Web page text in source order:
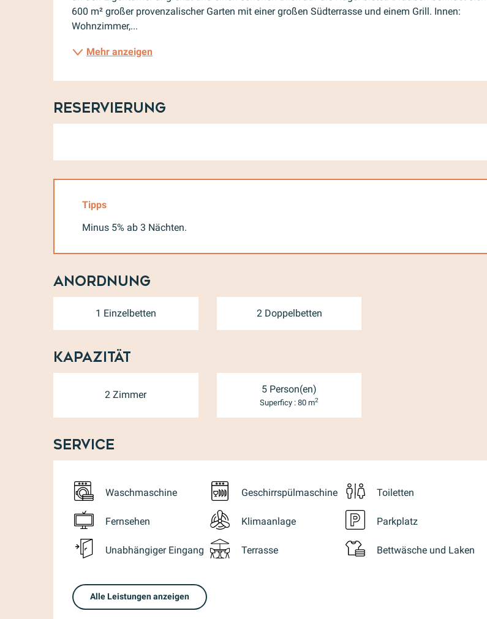
600 m² großer provenzalischer Garten mit einer großen Südterrasse und einem Grill. Innen:
Wohnzimmer,...
Mehr anzeigen
Reservierung
Tipps
Minus 5% ab 3 Nächten.
Anordnung
1 Einzelbetten 2 Doppelbetten
Kapazität
2 Zimmer 5 Person(en)
Superficy : 80 m2
Service
Waschmaschine Geschirrspülmaschine Toiletten
Fernsehen Klimaanlage Parkplatz
Unabhängiger Eingang Terrasse Bettwäsche und Laken
Alle Leistungen anzeigen